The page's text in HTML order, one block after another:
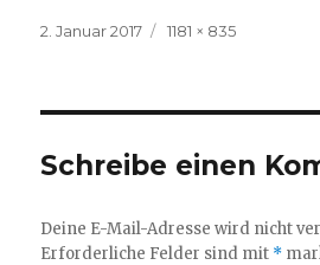
Veröffentlicht
2. Januar 2017
Volle
1181 × 835
Schreibe einen
Deine E-Mail-Adresse wird nicht
Erforderliche Felder sind mit *